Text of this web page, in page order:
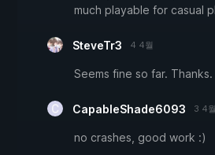
much playable for casual
SteveTr3 4 4월
Seems fine so far. Thanks.
CapableShade6093 3 4월
no crashes, good work :)